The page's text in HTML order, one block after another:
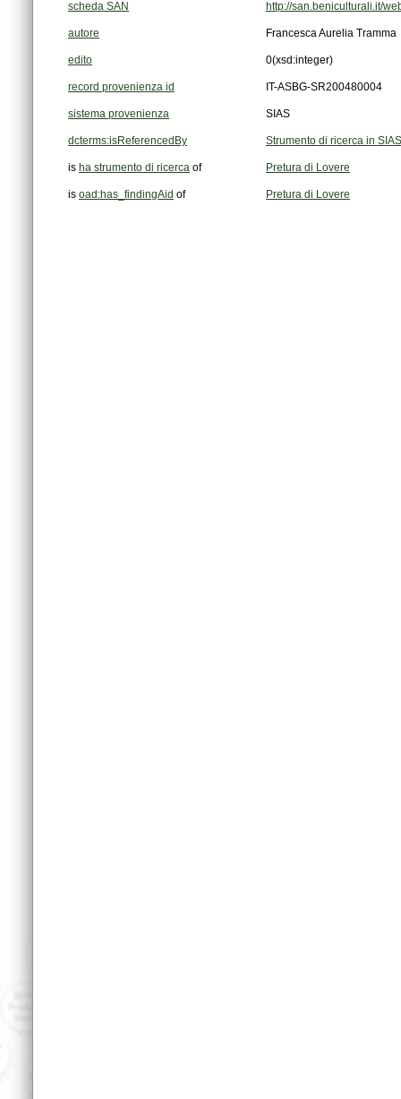
scheda SAN http://san.beniculturali.it/
autore Francesca Aurelia Tramma
edito 0(xsd:integer)
record provenienza id IT-ASBG-SR200480004
sistema provenienza SIAS
dcterms:isReferencedBy Strumento di ricerca in SIAS
is ha strumento di ricerca of Pretura di Lovere
is oad:has_findingAid of Pretura di Lovere